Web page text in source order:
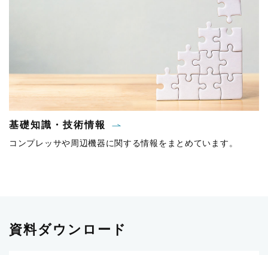
基礎知識・技術情報
コンプレッサや周辺機器に関する情報をまとめています。
資料ダウンロード